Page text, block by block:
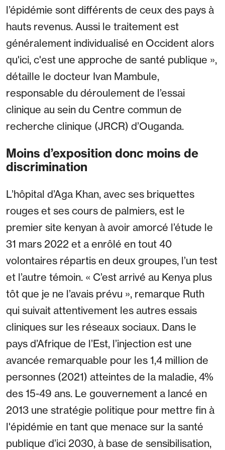
l’épidémie sont différents de ceux des pays à
hauts revenus. Aussi le traitement est
généralement individualisé en Occident alors
qu'ici, c'est une approche de santé publique »,
détaille le docteur Ivan Mambule,
responsable du déroulement de l’essai
clinique au sein du Centre commun de
recherche clinique (JRCR) d’Ouganda.
Moins d’exposition donc moins de
discrimination
L’hôpital d’Aga Khan, avec ses briquettes
rouges et ses cours de palmiers, est le
premier site kenyan à avoir amorcé l’étude le
31 mars 2022 et a enrôlé en tout 40
volontaires répartis en deux groupes, l’un test
et l’autre témoin. « C’est arrivé au Kenya plus
tôt que je ne l’avais prévu », remarque Ruth
qui suivait attentivement les autres essais
cliniques sur les réseaux sociaux. Dans le
pays d’Afrique de l’Est, l’injection est une
avancée remarquable pour les 1,4 million de
personnes (2021) atteintes de la maladie, 4%
des 15-49 ans. Le gouvernement a lancé en
2013 une stratégie politique pour mettre fin à
l'épidémie en tant que menace sur la santé
publique d’ici 2030, à base de sensibilisation,